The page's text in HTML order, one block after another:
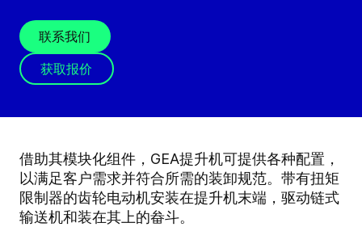
联系我们
获取报价
借助其模块化组件，GEA提升机可提供各种配置，
以满足客户需求并符合所需的装卸规范。带有扭矩
限制器的齿轮电动机安装在提升机末端，驱动链式
输送机和装在其上的畚斗。